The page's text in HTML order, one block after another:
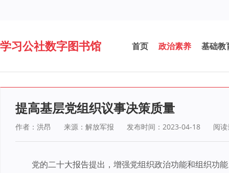
学习公社数字图书馆 首页 政治素养 基础教
提高基层党组织议事决策质量
作者：洪昂 来源：解放军报 发布时间：2023-04-18 阅
党的二十大报告提出，增强党组织政治功能和组织功